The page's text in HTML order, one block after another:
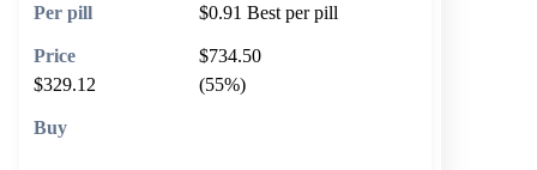
$0.91 Best per pill
$734.50
$329.12
(55%)